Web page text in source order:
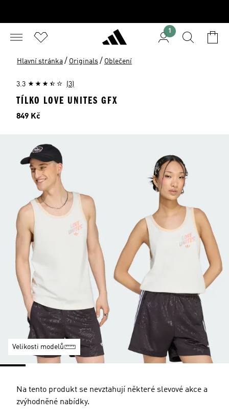
1
Hlavní stránka / Originals / Oblečení
3.3 (3)
TÍLKO LOVE UNITES GFX
Cena
849 Kč
Velikosti modelů
Na tento produkt se nevztahují některé slevové akce a
zvýhodněné nabídky.